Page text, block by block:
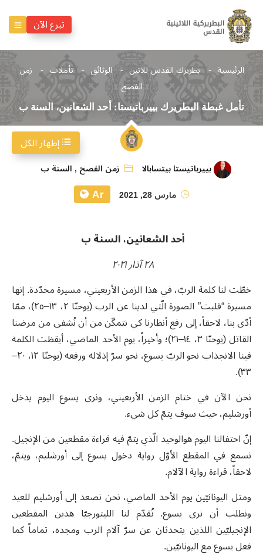
تبرع الآن
الرئيسية بطريرك القدس للاتين الوثائق تأملات
زمن
الفصح
تأمل غبطة البطريرك بييرباتيستا: أحد الشعانين، السنة ب
بييرباتيستا بيتسابالا زمن الفصح , السنة ب
مارس 28, 2021
Ar
أحد الشعانين، السنة ب
٢٨ آذار ٢٠٢١
خطّت لنا كلمة الربّ، في هذا الزمن الأربعيني، مسيرة محدّدة. إنها
مسيرة “قلبت” الصورة الّتي لدينا عن الرب (يوحنّا ٢، ١٣–٢٥)، ممّا
أدّى بنا، لاحقاً، إلى رفع أنظارنا كي نتمكّن من أن نُشفى من مرضنا
القاتل (يوحنّا ٣، ١٤–٢١)؛ وأخيراً، يوم الأحد الماضي، أيقظت الكلمة
فينا الانجذاب نحو الربّ يسوع، نحو سرّ إذلاله ورفعه (يوحنّا ١٢، ٢٠–
٣٣).
نحن الآن في ختام الزمن الأربعيني، ونرى يسوع اليوم يدخل
أورشليم، حيث سوف يتمّ كل شيء.
إنّ احتفالنا اليوم هوالوحيد الّذي يتمّ فيه قراءة مقطعين من الإنجيل.
نسمع في المقطع الأوّل رواية دخول يسوع إلى أورشليم، ويتمّ،
لاحقاً، قراءة رواية الآلام.
ومثل اليونانيّين يوم الأحد الماضي، نحن نصعد إلى أورشليم للعيد
ونطلب أن نرى يسوع. تُقدّم لنا الليتورجيّا هذين المقطعين
الإنجيليّين اللذين يتحدثان عن سرّ آلام الرب ومجده، تماماً كما
فعل يسوع مع اليونانيّين.
إظهار الكل